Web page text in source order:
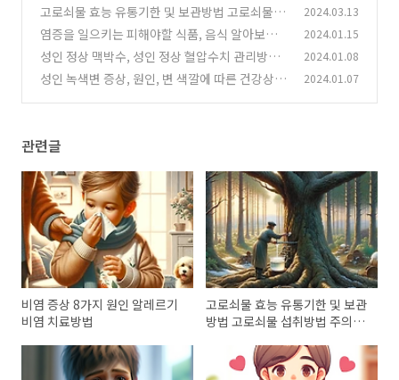
고로쇠물 효능 유통기한 및 보관방법 고로쇠물 섭
취방법 주의사항
(0)
2024.03.13
염증을 일으키는 피해야할 식품, 음식 알아보기
(0)
2024.01.15
성인 정상 맥박수, 성인 정상 혈압수치 관리방법
(0)
2024.01.08
성인 녹색변 증상, 원인, 변 색깔에 따른 건강상태 2024.01.07
관련글
비염 증상 8가지 원인 알레르기
비염 치료방법
고로쇠물 효능 유통기한 및 보관
방법 고로쇠물 섭취방법 주의사